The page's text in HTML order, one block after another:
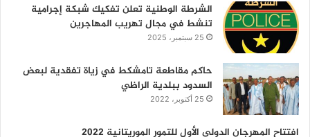
الشرطة الوطنية تعلن تفكيك شبكة إجرامية
تنشط في مجال تهريب المهاجرين
25 سبتمبر، 2025
حاكم مقاطعة تامشكط في زياة تفقدية لبعض
السدود ببلدية الراظي
25 أكتوبر، 2022
افتتاح المهرجان الدولي الأول للتمور الموريتانية 2022